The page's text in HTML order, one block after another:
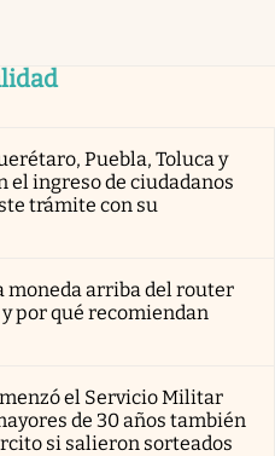
Puebla, Toluca y
el ingreso de ciudadanos
trámite con su
moneda arriba del router
por qué recomiendan
el Servicio Militar
de 30 años también
si salieron sorteados